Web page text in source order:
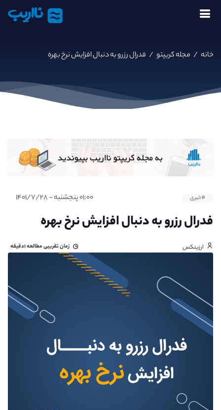
نااریب
خانه / مجله کریپتو / فدرال رزرو به دنبال افزایش نرخ بهره
#خبری ۰۱:۰۰ پنجشنبه - ۱۴۰۱/۷/۲۸
فدرال رزرو به دنبال افزایش نرخ بهره
ارزینکس زمان تقریبی مطالعه۱دقیقه